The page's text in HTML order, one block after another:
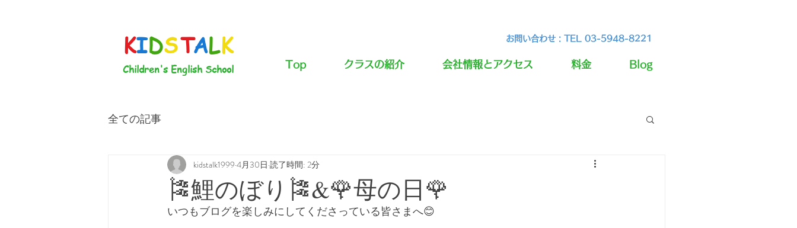
KIDSTALK
Children's English School
お問い合わせ : TEL 03-5948-8221
Top クラスの紹介 会社情報とアクセス 料金 Blog
全ての記事
🎏鯉のぼり🎏&🌹母の日🌹
kidstalk1999 4月30日 読了時間: 2分
いつもブログを楽しみにしてくださっている皆さまへ😊